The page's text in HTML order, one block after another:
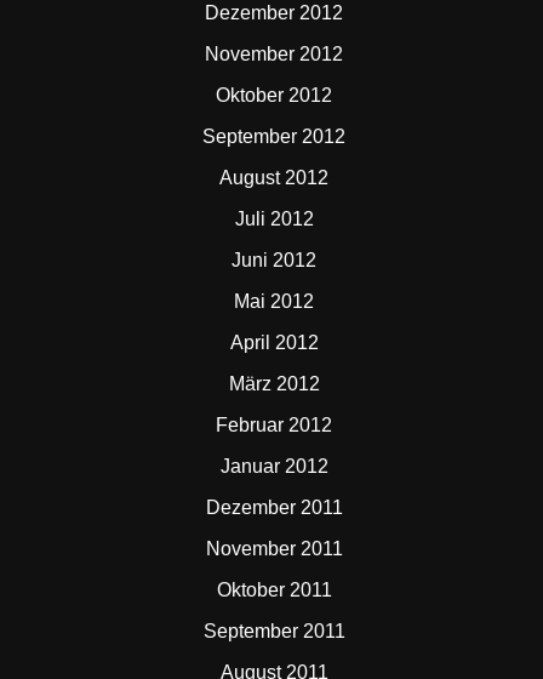
Dezember 2012
November 2012
Oktober 2012
September 2012
August 2012
Juli 2012
Juni 2012
Mai 2012
April 2012
März 2012
Februar 2012
Januar 2012
Dezember 2011
November 2011
Oktober 2011
September 2011
August 2011